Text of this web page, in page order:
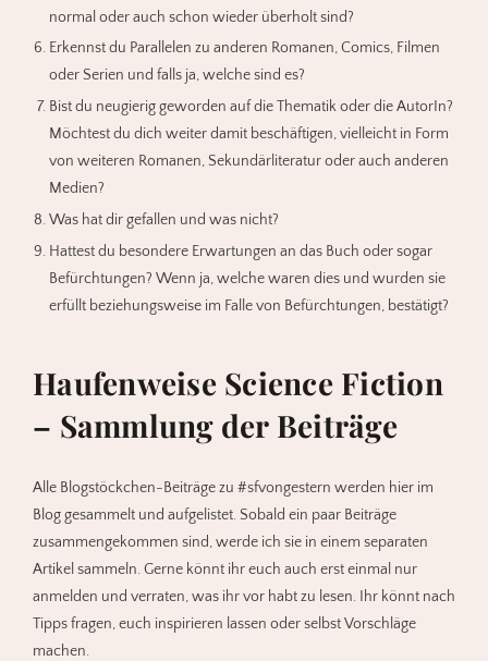
normal oder auch schon wieder überholt sind?
Erkennst du Parallelen zu anderen Romanen, Comics, Filmen
oder Serien und falls ja, welche sind es?
Bist du neugierig geworden auf die Thematik oder die AutorIn?
Möchtest du dich weiter damit beschäftigen, vielleicht in Form
von weiteren Romanen, Sekundärliteratur oder auch anderen
Medien?
Was hat dir gefallen und was nicht?
Hattest du besondere Erwartungen an das Buch oder sogar
Befürchtungen? Wenn ja, welche waren dies und wurden sie
erfüllt beziehungsweise im Falle von Befürchtungen, bestätigt?
Haufenweise Science Fiction
– Sammlung der Beiträge
Alle Blogstöckchen-Beiträge zu #sfvongestern werden hier im
Blog gesammelt und aufgelistet. Sobald ein paar Beiträge
zusammengekommen sind, werde ich sie in einem separaten
Artikel sammeln. Gerne könnt ihr euch auch erst einmal nur
anmelden und verraten, was ihr vor habt zu lesen. Ihr könnt nach
Tipps fragen, euch inspirieren lassen oder selbst Vorschläge
machen.